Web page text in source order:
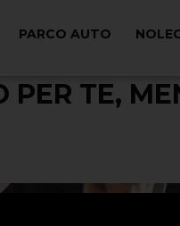
PARCO AUTO
PER TE,